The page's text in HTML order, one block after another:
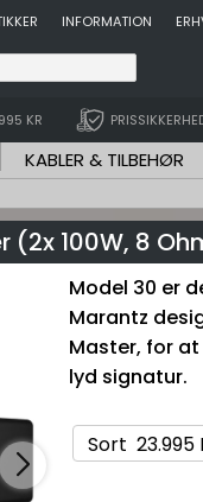
INFORMATION
KR
KABLER & TILBEHØR
100W, 8
Model 30 er
Marantz
Master, for
lyd signatur.